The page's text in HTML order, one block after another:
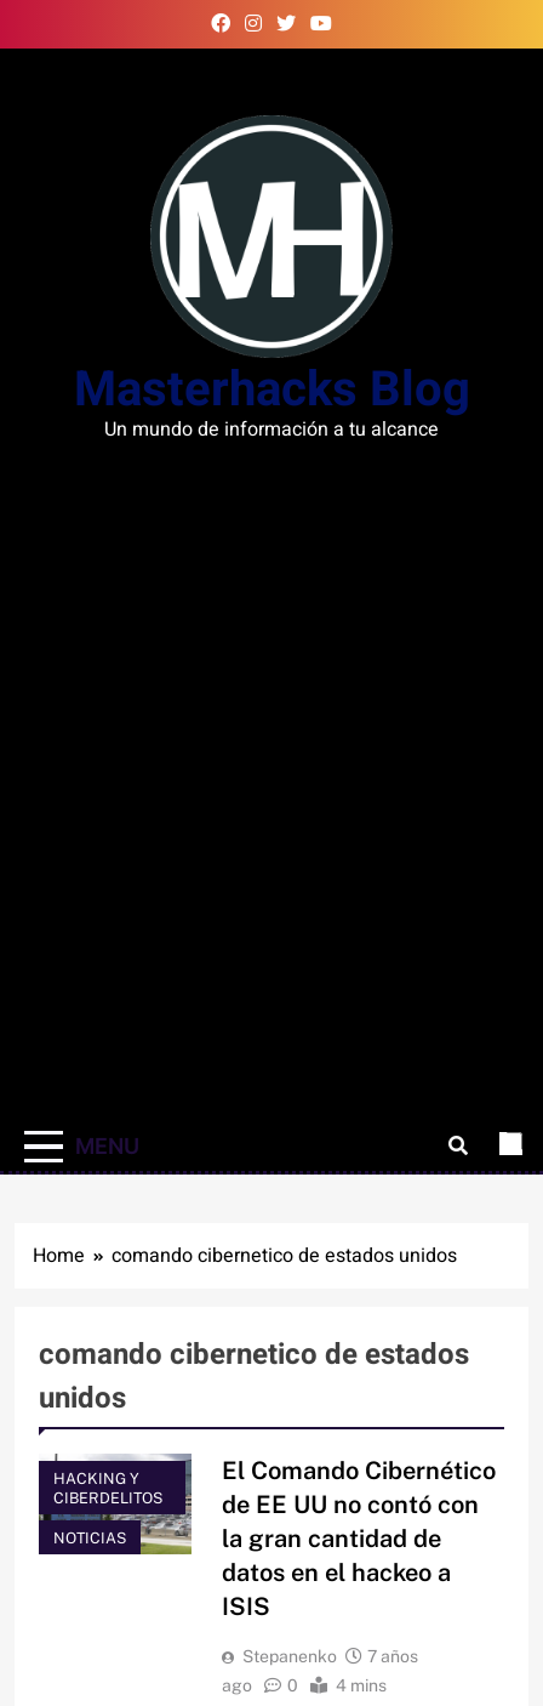
to
Masterhacks Blog
Un mundo de información a tu alcance
MENU
Home comando cibernetico de estados unidos
comando cibernetico de estados
unidos
HACKING Y
CIBERDELITOS
NOTICIAS
El Comando Cibernético
de EE UU no contó con
la gran cantidad de
datos en el hackeo a
ISIS
Stepanenko
7 años
ago
0 4 mins